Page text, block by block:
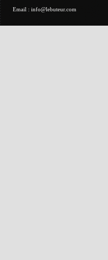
Email : info@lebuteur.com